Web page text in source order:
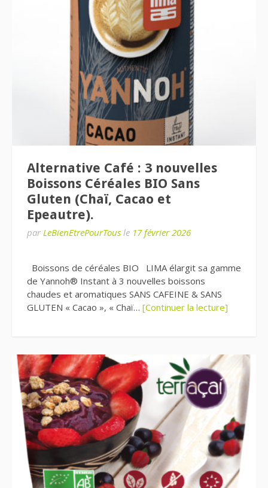
Alternative Café : 3 nouvelles
Boissons Céréales BIO Sans
Gluten (Chaï, Cacao et
Epeautre).
par LeBienEtrePourTous le 17 février 2026
Boissons de céréales BIO LIMA élargit sa gamme
de Yannoh® Instant à 3 nouvelles boissons
chaudes et aromatiques SANS CAFEINE & SANS
GLUTEN « Cacao », « Chaï… [Continuer la lecture]